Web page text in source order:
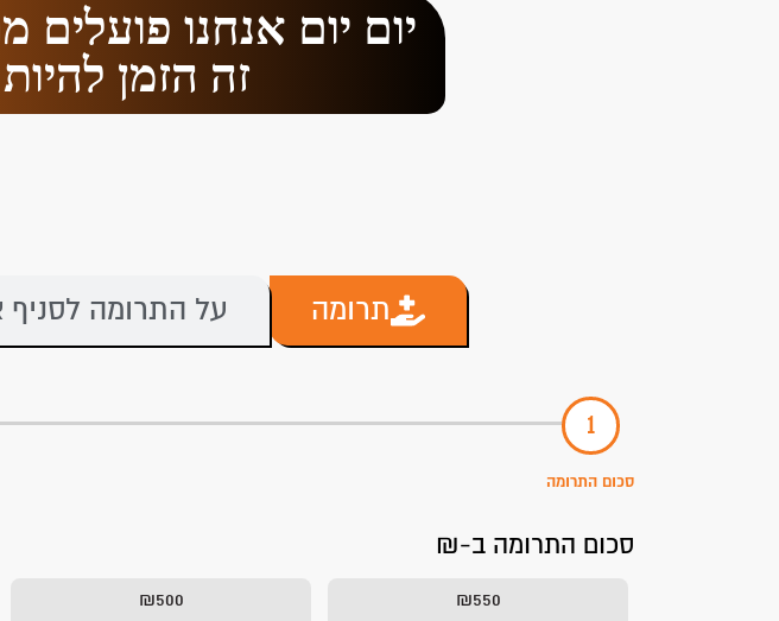
יום יום אנחנו פועלים
זה הזמן
תרומה על התרומה
סכום התרומה
סכום התרומה ב-₪
₪550
₪500